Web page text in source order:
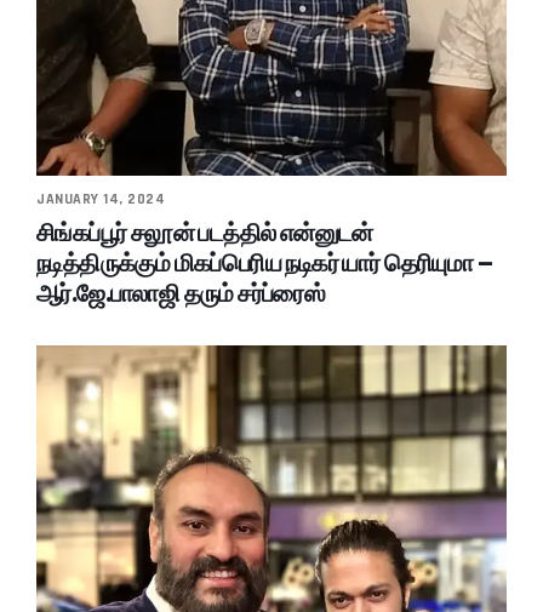
JANUARY 14, 2024
சிங்கப்பூர் சலூன் படத்தில் என்னுடன்
நடித்திருக்கும் மிகப்பெரிய நடிகர் யார் தெரியுமா –
ஆர்.ஜே.பாலாஜி தரும் சர்ப்ரைஸ்